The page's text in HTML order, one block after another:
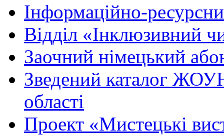
Інформаційно-
Вiддiл «Інклюзивний
Заочний німецький
Зведений каталог
області
Проект «Мистецькі